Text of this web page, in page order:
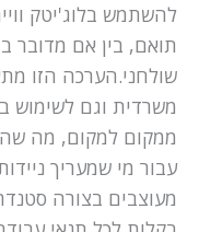
תואם, בין אם מדובר
שולחני.הערכה הזו
משרדית וגם לשימוש
ממקום למקום, מה
עבור מי שמעריך
מעוצבים בצורה